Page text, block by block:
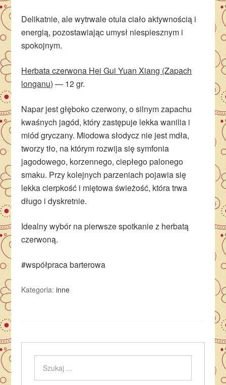
Delikatnie, ale wytrwale otula ciało aktywnością i
energią, pozostawiając umysł niespiesznym i
spokojnym.
Herbata czerwona Hei Gui Yuan Xiang (Zapach
longanu) — 12 gr.
Napar jest głęboko czerwony, o silnym zapachu
kwaśnych jagód, który zastępuje lekka wanilia i
miód gryczany. Miodowa słodycz nie jest mdła,
tworzy tło, na którym rozwija się symfonia
jagodowego, korzennego, ciepłego palonego
smaku. Przy kolejnych parzeniach pojawia się
lekka cierpkość i miętowa świeżość, która trwa
długo i dyskretnie.
Idealny wybór na pierwsze spotkanie z herbatą
czerwoną.
#współpraca barterowa
Kategoria:inne